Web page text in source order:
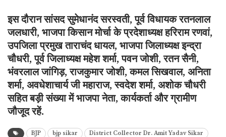
इस दौरान सांसद सुमेधानंद सरस्वती, पूर्व विधायक रतनलाल
जलधारी, भाजपा किसान मोर्चा के प्रदेशाध्यक्ष हरिराम रणवां,
उपजिला प्रमुख ताराचंद धायल, भाजपा जिलाध्यक्ष इन्द्रा
चौधरी, पूर्व जिलाध्यक्ष महेश शर्मा, पवन जोशी, रतन सैनी,
भंवरलाल जांगिड़, राजकुमार जोशी, कमल सिखवाल, अनिता
शर्मा, अवधेशाचार्य जी महाराज, स्वदेश शर्मा, अशोक चौधरी
सहित बड़ी संख्या में भाजपा नेता, कार्यकर्ता और ग्रामीण
जौजूद रहें.
BJP bjp sikar
District Collector Dr. Amit Yadav Sikar